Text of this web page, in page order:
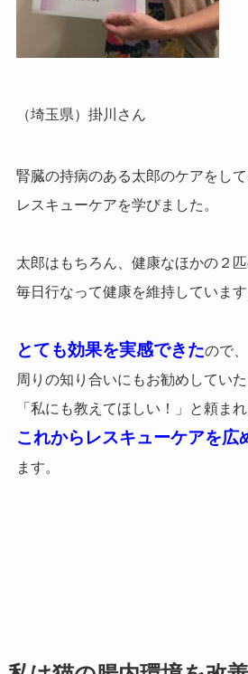
（埼玉県）掛川さん
腎臓の持病のある太郎のケアをして
レスキューケアを学びました。
太郎はもちろん、健康なほかの２
毎日行なって健康を維持しています
とても効果を実感できたので、
周りの知り合いにもお勧めしてい
「私にも教えてほしい！」と頼まれ
これからレスキューケアを広
ます。